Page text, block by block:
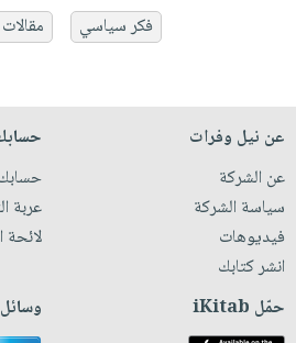
فكر سياسي
عن نيل وفرات
عن الشركة
سياسة الشركة
فيديوهات
انشر كتابك
عربة
لائحة
حمّل iKitab